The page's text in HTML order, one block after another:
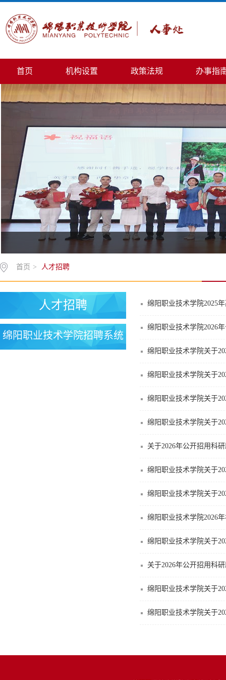
首页 机构设置 政策法规 办事指
首页 > 人才招聘
人才招聘
绵阳职业技术学院招聘系统
绵阳职业技术学院2025
绵阳职业技术学院2026
绵阳职业技术学院关于
绵阳职业技术学院关于
绵阳职业技术学院关于
绵阳职业技术学院关于
关于2026年公开招用科
绵阳职业技术学院关于
绵阳职业技术学院关于
绵阳职业技术学院2026
绵阳职业技术学院关于
关于2026年公开招用科
绵阳职业技术学院关于
绵阳职业技术学院关于